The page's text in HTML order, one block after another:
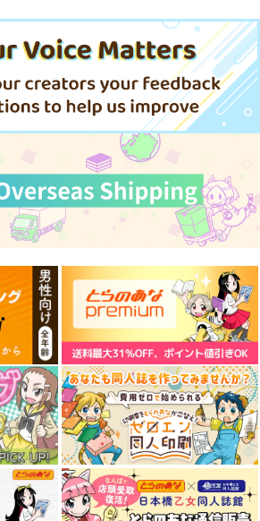
帝国海軍航空写真集
奥州つはもの文庫
3,300
零式水上偵察機
サンプル
武統の場合-中国によ
る台湾上陸戦
隅田金属ぼるじひ社
990
評論・研究
サンプル
カート
1,650円（税込）
サンプル
究原簿 カト砲
国本戦車塾
1,320 円（税込）
サンプル
J-Tank40号
J-Tank
1,320円（税込）
ガルパン
サンプル
作品詳細
艦船の本 III
T.N.T.SHOW
660円（税込）
作品詳細